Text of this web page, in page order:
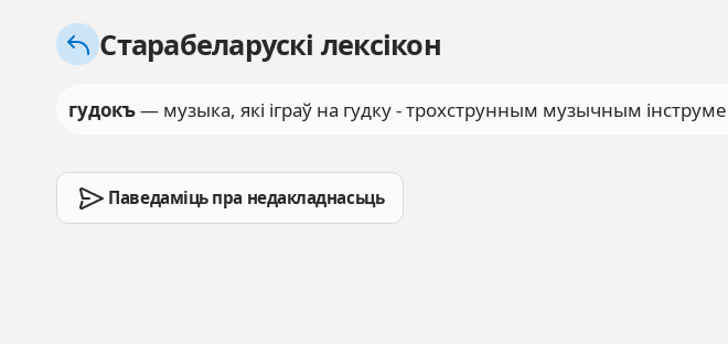
Старабеларускі лексікон
гудокъ— музыка, які іграў на гудку - трохструнным музычным
Паведаміць пра недакладнасьць